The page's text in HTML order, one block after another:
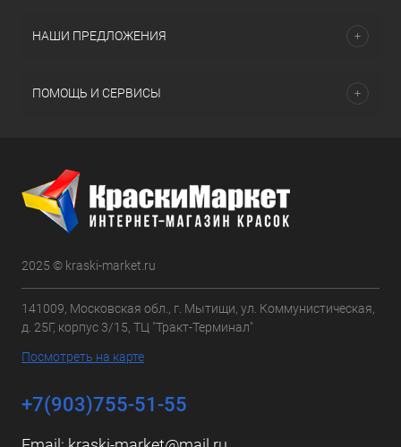
НАШИ ПРЕДЛОЖЕНИЯ
ПОМОЩЬ И СЕРВИСЫ
2025 © kraski-market.ru
141009, Московская обл., г. Мытищи, ул. Коммунистическая,
д. 25Г, корпус 3/15, ТЦ "Тракт-Терминал"
Посмотреть на карте
+7(903)755-51-55